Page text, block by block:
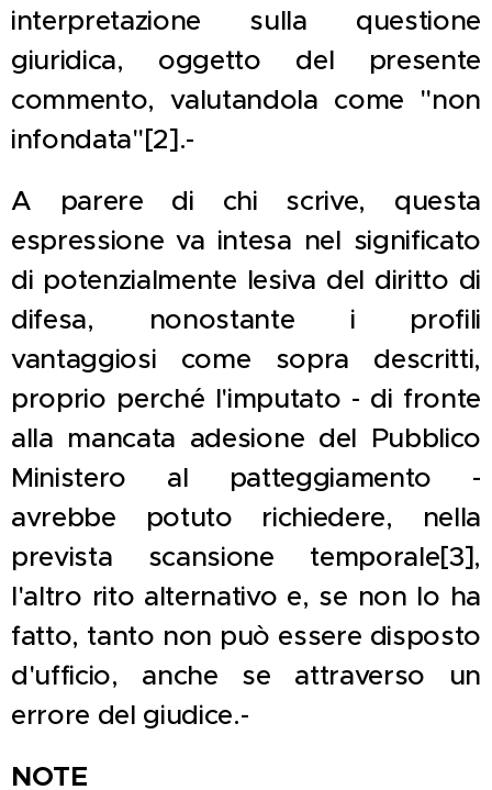
interpretazione sulla questione
giuridica, oggetto del presente
commento, valutandola come "non
infondata"[2].-
A parere di chi scrive, questa
espressione va intesa nel significato
di potenzialmente lesiva del diritto di
difesa, nonostante i profili
vantaggiosi come sopra descritti,
proprio perché l'imputato - di fronte
alla mancata adesione del Pubblico
Ministero al patteggiamento -
avrebbe potuto richiedere, nella
prevista scansione temporale[3],
l'altro rito alternativo e, se non lo ha
fatto, tanto non può essere disposto
d'ufficio, anche se attraverso un
errore del giudice.-
NOTE